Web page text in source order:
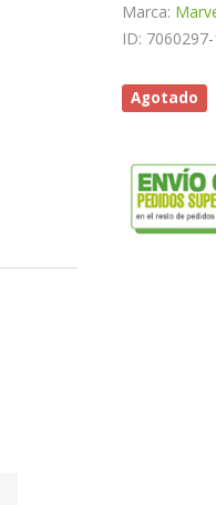
Marca:
ID:
Agotado